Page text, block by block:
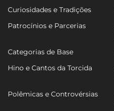
Curiosidades e Tradições
Patrocínios e Parcerias
Categorias de Base
Hino e Cantos da Torcida
Polêmicas e Controvérsias